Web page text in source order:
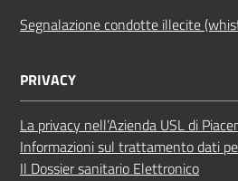
Segnalazione condotte illecite
PRIVACY
La privacy nell’Azienda USL di
Informazioni sul trattamento dati
Il Dossier sanitario Elettronico